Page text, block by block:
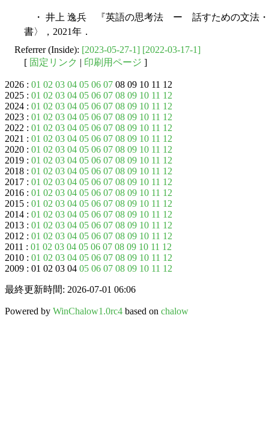
・ 井上 逸兵 『英語の思考法 ー 話すための文法・
書〉，2021年．
Referrer (Inside): [2023-05-27-1] [2022-03-17-1]
[ 固定リンク | 印刷用ページ ]
2026 : 01 02 03 04 05 06 07 08 09 10 11 12
2025 : 01 02 03 04 05 06 07 08 09 10 11 12
2024 : 01 02 03 04 05 06 07 08 09 10 11 12
2023 : 01 02 03 04 05 06 07 08 09 10 11 12
2022 : 01 02 03 04 05 06 07 08 09 10 11 12
2021 : 01 02 03 04 05 06 07 08 09 10 11 12
2020 : 01 02 03 04 05 06 07 08 09 10 11 12
2019 : 01 02 03 04 05 06 07 08 09 10 11 12
2018 : 01 02 03 04 05 06 07 08 09 10 11 12
2017 : 01 02 03 04 05 06 07 08 09 10 11 12
2016 : 01 02 03 04 05 06 07 08 09 10 11 12
2015 : 01 02 03 04 05 06 07 08 09 10 11 12
2014 : 01 02 03 04 05 06 07 08 09 10 11 12
2013 : 01 02 03 04 05 06 07 08 09 10 11 12
2012 : 01 02 03 04 05 06 07 08 09 10 11 12
2011 : 01 02 03 04 05 06 07 08 09 10 11 12
2010 : 01 02 03 04 05 06 07 08 09 10 11 12
2009 : 01 02 03 04 05 06 07 08 09 10 11 12
最終更新時間: 2026-07-01 06:06
Powered by WinChalow1.0rc4 based on chalow